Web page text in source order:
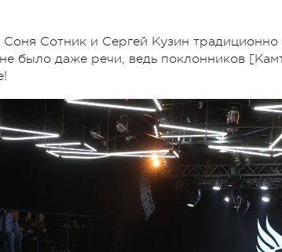
Сотник и Сергей Кузин традиционно
было даже речи, ведь поклонников